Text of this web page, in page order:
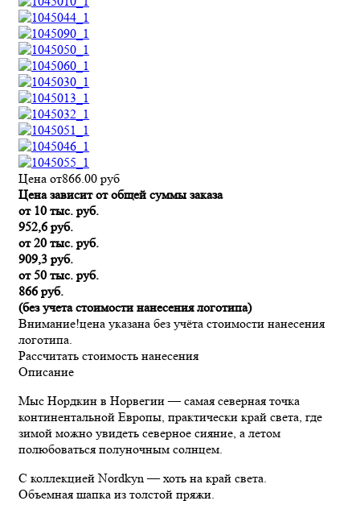
Цена от866.00 руб
Цена зависит от общей суммы заказа
от 10 тыс. руб.
952,6 руб.
от 20 тыс. руб.
909,3 руб.
от 50 тыс. руб.
866 руб.
(без учета стоимости нанесения логотипа)
Внимание!цена указана без учёта стоимости нанесения
логотипа.
Рассчитать стоимость нанесения
Описание
Мыс Нордкин в Норвегии — самая северная точка
континентальной Европы, практически край света, где
зимой можно увидеть северное сияние, а летом
полюбоваться полуночным солнцем.
С коллекцией Nordkyn — хоть на край света.
Объемная шапка из толстой пряжи.